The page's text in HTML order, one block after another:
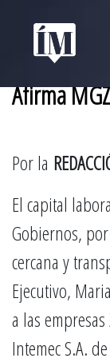
Afirma
Por la
El capital
Gobiernos,
cercana y
Ejecutivo,
a las empresas
Intemec S.A.